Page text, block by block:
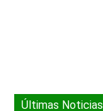
Últimas Noticias